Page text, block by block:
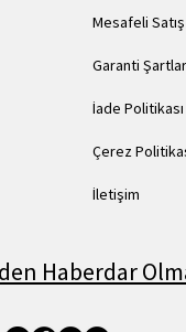
Mesafeli
Garanti
İade Politikası
Çerez
İletişim
Haberdar